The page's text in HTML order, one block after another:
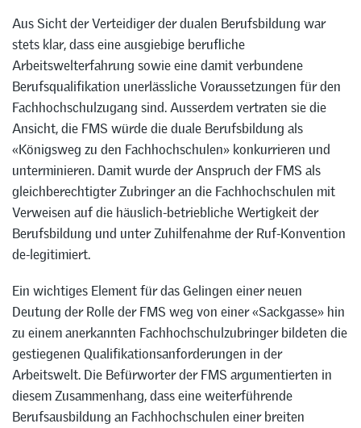
Aus Sicht der Verteidiger der dualen Berufsbildung war
stets klar, dass eine ausgiebige berufliche
Arbeitswelterfahrung sowie eine damit verbundene
Berufsqualifikation unerlässliche Voraussetzungen für den
Fachhochschulzugang sind. Ausserdem vertraten sie die
Ansicht, die FMS würde die duale Berufsbildung als
«Königsweg zu den Fachhochschulen» konkurrieren und
unterminieren. Damit wurde der Anspruch der FMS als
gleichberechtigter Zubringer an die Fachhochschulen mit
Verweisen auf die häuslich-betriebliche Wertigkeit der
Berufsbildung und unter Zuhilfenahme der Ruf-Konvention
de-legitimiert.
Ein wichtiges Element für das Gelingen einer neuen
Deutung der Rolle der FMS weg von einer «Sackgasse» hin
zu einem anerkannten Fachhochschulzubringer bildeten die
gestiegenen Qualifikationsanforderungen in der
Arbeitswelt. Die Befürworter der FMS argumentierten in
diesem Zusammenhang, dass eine weiterführende
Berufsausbildung an Fachhochschulen einer breiten